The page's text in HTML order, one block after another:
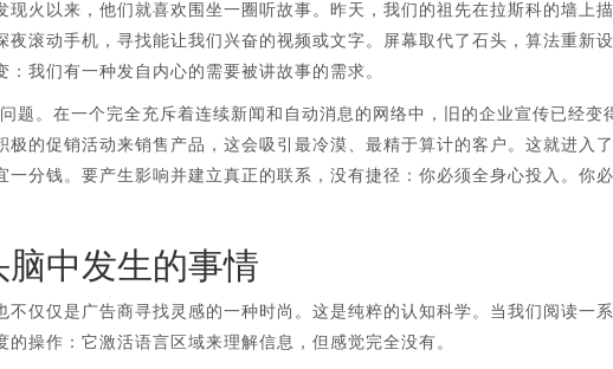
火以来，他们就喜欢围坐一圈听故事。昨天，我们的祖先在拉斯科的墙上
滚动手机，寻找能让我们兴奋的视频或文字。屏幕取代了石头，算法重新
我们有一种发自内心的需要被讲故事的需求。
题。在一个完全充斥着连续新闻和自动消息的网络中，旧的企业宣传已经变
的促销活动来销售产品，这会吸引最冷漠、最精于算计的客户。这就进入
分钱。要产生影响并建立真正的联系，没有捷径：你必须全身心投入。你
中发生的事情
仅仅是广告商寻找灵感的一种时尚。这是纯粹的认知科学。当我们阅读一
操作：它激活语言区域来理解信息，但感觉完全没有。